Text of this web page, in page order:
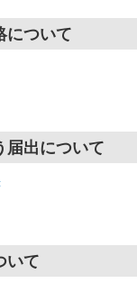
について
届出について
いて